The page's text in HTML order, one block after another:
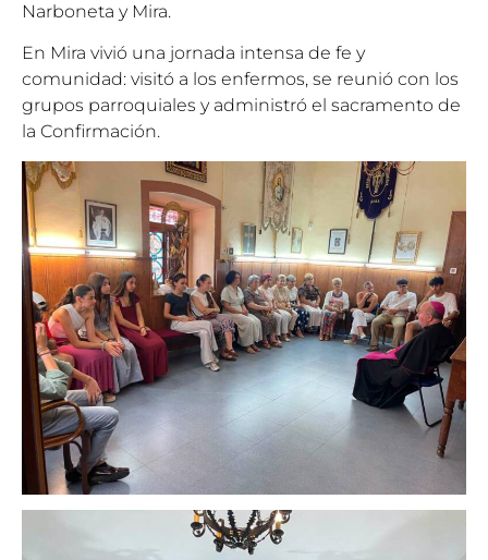
Narboneta y Mira.
En Mira vivió una jornada intensa de fe y
comunidad: visitó a los enfermos, se reunió con los
grupos parroquiales y administró el sacramento de
la Confirmación.